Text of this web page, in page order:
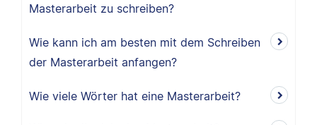
Masterarbeit zu schreiben?
Wie kann ich am besten mit dem Schreiben
der Masterarbeit anfangen?
Wie viele Wörter hat eine Masterarbeit?